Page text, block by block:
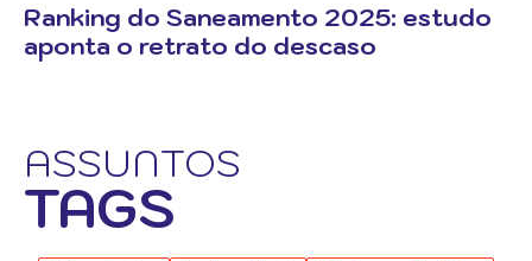
Ranking do Saneamento 2025: estudo
aponta o retrato do descaso
ASSUNTOS
TAGS